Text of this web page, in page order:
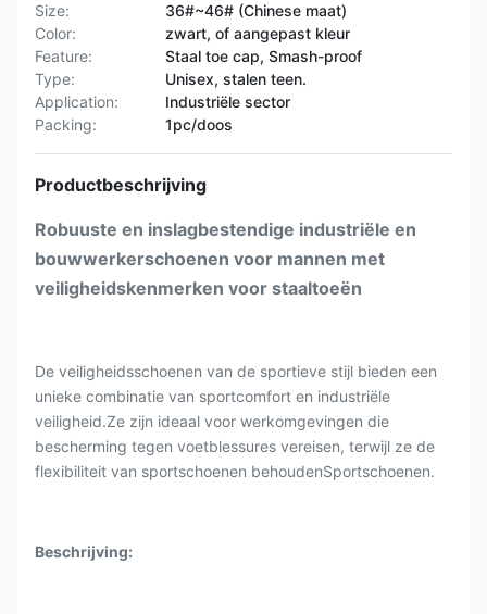
Size:
36#~46# (Chinese maat)
Color:
zwart, of aangepast kleur
Feature:
Staal toe cap, Smash-proof
Type:
Unisex, stalen teen.
Application:
Industriële sector
Packing:
1pc/doos
Productbeschrijving
Robuuste en inslagbestendige industriële en
bouwwerkerschoenen voor mannen met
veiligheidskenmerken voor staaltoeën
De veiligheidsschoenen van de sportieve stijl bieden een
unieke combinatie van sportcomfort en industriële
veiligheid.Ze zijn ideaal voor werkomgevingen die
bescherming tegen voetblessures vereisen, terwijl ze de
flexibiliteit van sportschoenen behoudenSportschoenen.
Beschrijving: